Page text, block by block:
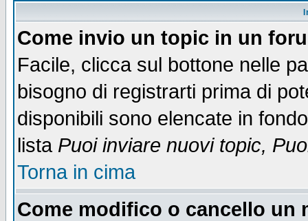
Come invio un topic in un
Facile, clicca sul bottone nelle
bisogno di registrarti prima di
disponibili sono elencate in
lista Puoi inviare nuovi topic,
Torna in cima
Come modifico o cancello un